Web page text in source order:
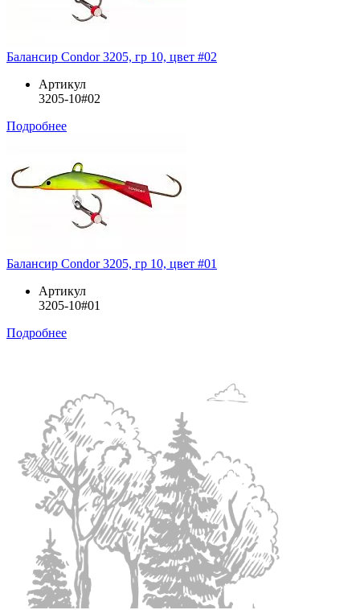
Балансир Condor 3205, гр 10, цвет #02
Артикул
3205-10#02
Подробнее
Балансир Condor 3205, гр 10, цвет #01
Артикул
3205-10#01
Подробнее